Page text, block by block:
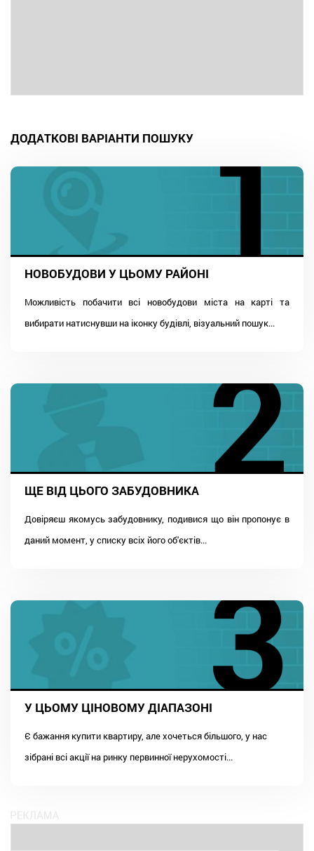
ДОДАТКОВІ ВАРІАНТИ ПОШУКУ
НОВОБУДОВИ У ЦЬОМУ РАЙОНІ
Можливість побачити всі новобудови міста на карті та
вибирати натиснувши на іконку будівлі, візуальний пошук...
ЩЕ ВІД ЦЬОГО ЗАБУДОВНИКА
Довіряєш якомусь забудовнику, подивися що він пропонує в
даний момент, у списку всіх його об'єктів...
У ЦЬОМУ ЦІНОВОМУ ДІАПАЗОНІ
Є бажання купити квартиру, але хочеться більшого, у нас
зібрані всі акції на ринку первинної нерухомості...